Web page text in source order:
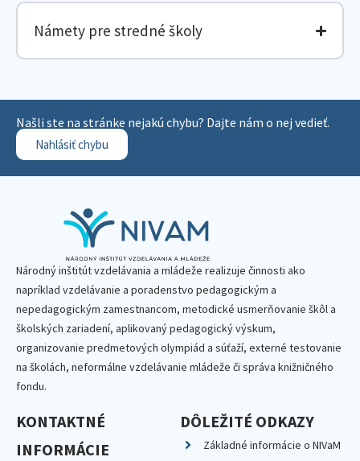
Námety pre stredné školy
Našli ste na stránke nejakú chybu? Dajte nám o nej vedieť.
Nahlásiť chybu
Národný inštitút vzdelávania a mládeže realizuje činnosti ako
napríklad vzdelávanie a poradenstvo pedagogickým a
nepedagogickým zamestnancom, metodické usmerňovanie škôl a
školských zariadení, aplikovaný pedagogický výskum,
organizovanie predmetových olympiád a súťaží, externé testovanie
na školách, neformálne vzdelávanie mládeže či správa knižničného
fondu.
KONTAKTNÉ
INFORMÁCIE
DÔLEŽITÉ ODKAZY
Základné informácie o NIVaM